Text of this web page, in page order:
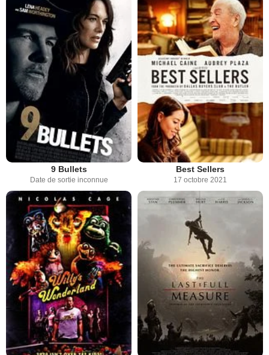
9 Bullets
Date de sortie inconnue
Best Sellers
17 octobre 2021